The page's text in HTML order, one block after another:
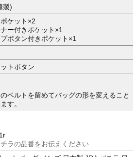
製)
ケット×2
ー付きポケット×1
ボタン付きポケット×1
トボタン
のベルトを留めてバッグの形を変えること
す。
ラの品番をお伝えください